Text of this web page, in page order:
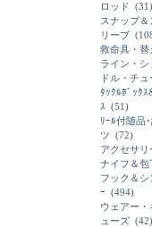
ロッド (31)
スナップ＆
リーブ
救命具・替
ライン・
ドル・チ
ﾀｯｸﾙﾎﾞｯｸｽ
ｽ (51)
ﾘｰﾙ付随品
ツ (72)
アクセサリ
ナイフ＆
フック＆シ
ｰ (494)
ウェアー
ューズ (42)